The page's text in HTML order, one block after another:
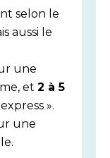
selon le
aussi le
une
et 2 à 5
».
une